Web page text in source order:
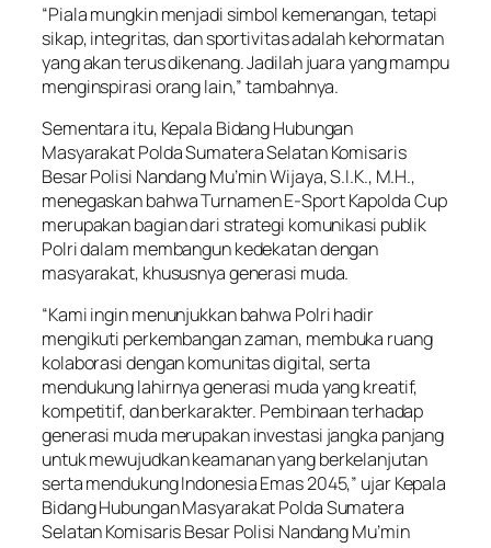
“Piala mungkin menjadi simbol kemenangan, tetapi
sikap, integritas, dan sportivitas adalah kehormatan
yang akan terus dikenang. Jadilah juara yang mampu
menginspirasi orang lain,” tambahnya.
Sementara itu, Kepala Bidang Hubungan
Masyarakat Polda Sumatera Selatan Komisaris
Besar Polisi Nandang Mu’min Wijaya, S.I.K., M.H.,
menegaskan bahwa Turnamen E-Sport Kapolda Cup
merupakan bagian dari strategi komunikasi publik
Polri dalam membangun kedekatan dengan
masyarakat, khususnya generasi muda.
“Kami ingin menunjukkan bahwa Polri hadir
mengikuti perkembangan zaman, membuka ruang
kolaborasi dengan komunitas digital, serta
mendukung lahirnya generasi muda yang kreatif,
kompetitif, dan berkarakter. Pembinaan terhadap
generasi muda merupakan investasi jangka panjang
untuk mewujudkan keamanan yang berkelanjutan
serta mendukung Indonesia Emas 2045,” ujar Kepala
Bidang Hubungan Masyarakat Polda Sumatera
Selatan Komisaris Besar Polisi Nandang Mu’min